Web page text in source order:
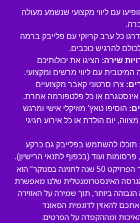
עם ליווי מקצועי שנשמע מעולה
כל ערב קריוקי עם פלייבק ברמה
להרגיש כוכבים.
שירה: הציגו את יכולותיכם
המיטבית עם ליווי מרשים ומקצועי.
צרו סרטוני קאבר מקצועיים
אינסטגרם או כל פלטפורמה אחרת.
הוסיפו טאץ’ מוזיקלי אישי ומרגש
יום הולדת או כל אירוע חגיגי
תוכלו להשתמש בפלייבק גם כרקע
ועוד (בכפוף לתנאי הרישיון).
השיר “ברית עולם מתוך הפרויקט 50 שנה לחגיגה בסנוקר” הוא
האינסטרומנטלית שלנו מאפשרת
ביותר, תוך שמירה על האווירה
להאזין לדוגמית הסאונד
ומההקפדה על הפרטים.